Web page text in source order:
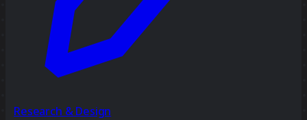
Research & Design